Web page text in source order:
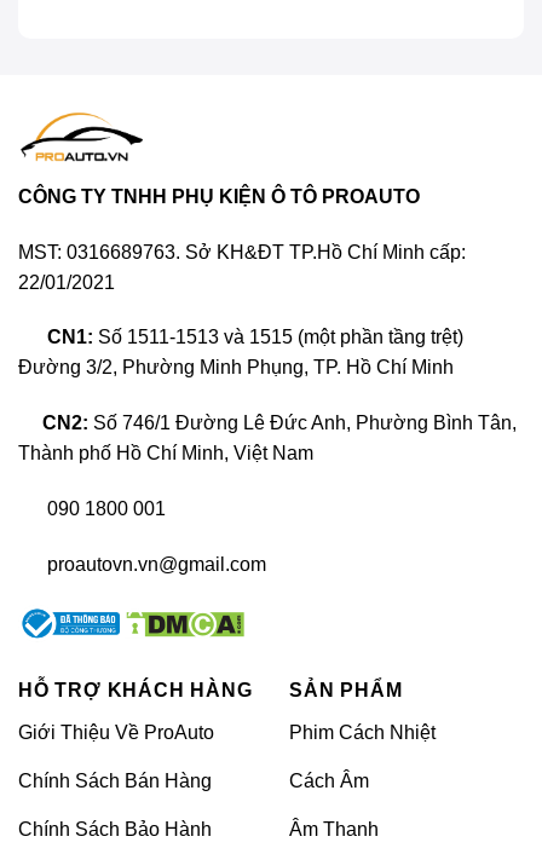
Cảm biến áp suất lốp xe hơi là gì?
Thiết bị cảm biến áp suất lốp
theo dõi áp suất và nhiệt độ bên trong cho phần
bằng âm thanh và hình ảnh được hiển thị qua màn
hình DVD Android trên xe hoặc gửi thông tin thông
báo cụ thể qua điện thoại thông minh người dùng
vô cùng tiện lợi để theo dõi.
Thông thường phần áp suất không khí bên trong
của lốp xe sẽ có nhiều sự thay đổi nhất định khi
cũng có lúc sẽ giảm một cách đột ngột so với
báo cho tài xế biết được tình trạng hoạt động lốp
xe để khắc phục sự cố nhanh chóng hơn.
CÔNG TY TNHH PHỤ KIỆN Ô TÔ PROAUTO
MST: 0316689763. Sở KH&ĐT TP.Hồ Chí Minh cấp:
22/01/2021
CN1: Số 1511-1513 và 1515 (một phần tầng trệt)
Đường 3/2, Phường Minh Phụng, TP. Hồ Chí Minh
CN2: Số 746/1 Đường Lê Đức Anh, Phường Bình Tân,
Thành phố Hồ Chí Minh, Việt Nam
090 1800 001
proautovn.vn@gmail.com
HỖ TRỢ KHÁCH HÀNG
Giới Thiệu Về ProAuto
Chính Sách Bán Hàng
Chính Sách Bảo Hành
SẢN PHẨM
Phim Cách Nhiệt
Cách Âm
Âm Thanh